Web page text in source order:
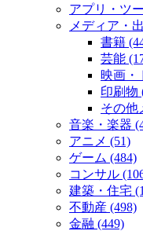
アプリ・ツ
メディア・
書籍
芸能
映画・
印刷物
その他
音楽・楽器
アニメ (51)
ゲーム (484)
コンサル
建築・住宅
不動産 (498)
金融 (449)